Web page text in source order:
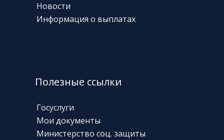
Новости
Информация о выплатах
Полезные ссылки
Госуслуги
Мои документы
Министерство соц. защиты